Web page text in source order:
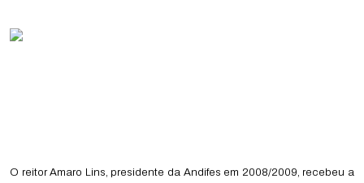
O reitor Amaro Lins, presidente da Andifes em 2008/2009, recebeu a